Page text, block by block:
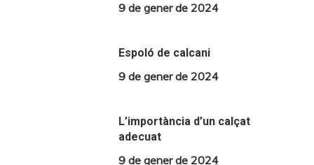
9 de gener de 2024
Espoló de calcani
9 de gener de 2024
L’importància d’un calçat
adecuat
9 de gener de 2024